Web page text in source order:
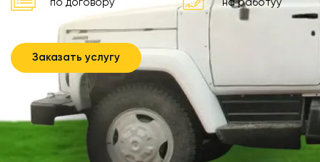
по договору
на работуу
Заказать услугу